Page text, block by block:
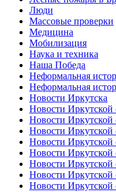
Люди
Массовые проверки
Медицина
Мобилизация
Наука и техника
Наша Победа
Неформальная
Неформальная
Новости Иркутска
Новости Иркутской
Новости Иркутской
Новости Иркутской
Новости Иркутской
Новости Иркутской
Новости Иркутской
Новости Иркутской
Новости Иркутской